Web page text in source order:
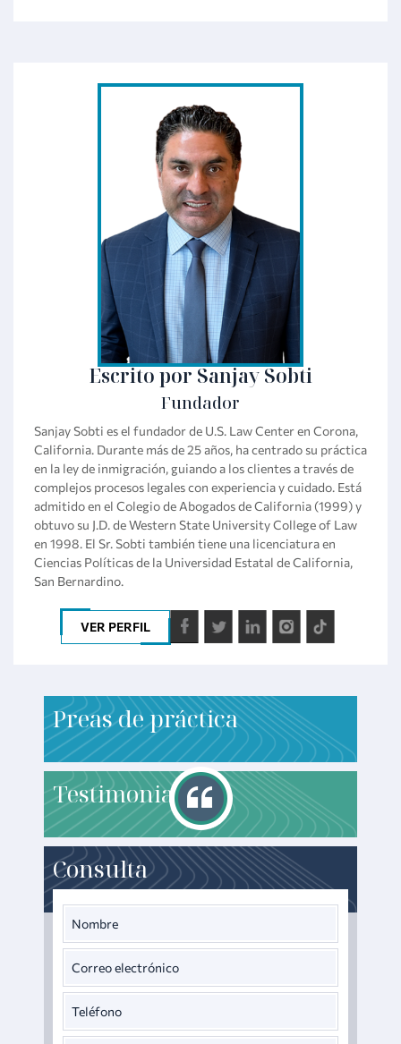
Escrito por Sanjay Sobti
Fundador
Sanjay Sobti es el fundador de U.S. Law Center en Corona,
California. Durante más de 25 años, ha centrado su práctica
en la ley de inmigración, guiando a los clientes a través de
complejos procesos legales con experiencia y cuidado. Está
admitido en el Colegio de Abogados de California (1999) y
obtuvo su J.D. de Western State University College of Law
en 1998. El Sr. Sobti también tiene una licenciatura en
Ciencias Políticas de la Universidad Estatal de California,
San Bernardino.
VER PERFIL
Preas de práctica
Testimonials
Consulta